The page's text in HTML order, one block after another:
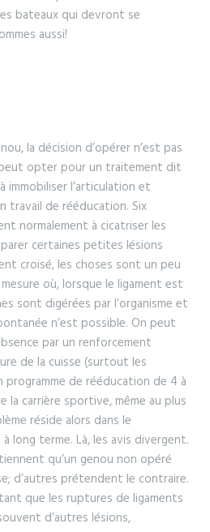
bateaux qui devront se
aussi!
la décision d’opérer n’est pas
opter pour un traitement dit
l’articulation et
travail de rééducation. Six
normalement à cicatriser les
certaines petites lésions
croisé, les choses sont un peu
où, lorsque le ligament est
sont digérées par l’organisme et
n’est possible. On peut
par un renforcement
de la cuisse (surtout les
programme de rééducation de 4 à
la carrière sportive, même au plus
réside alors dans le
long terme. Là, les avis divergent.
qu’un genou non opéré
d’autres prétendent le contraire.
que les ruptures de ligaments
d’autres lésions,